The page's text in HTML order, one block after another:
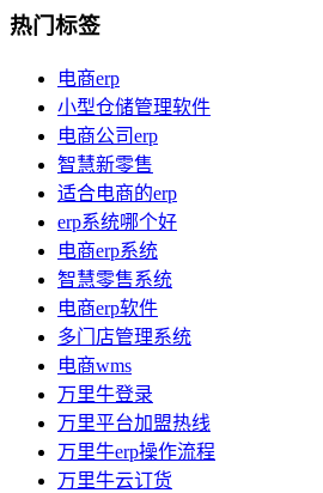
热门标签
电商erp
小型仓储管理软件
电商公司erp
智慧新零售
适合电商的erp
erp系统哪个好
电商erp系统
智慧零售系统
电商erp软件
多门店管理系统
电商wms
万里牛登录
万里平台加盟热线
万里牛erp操作流程
万里牛云订货